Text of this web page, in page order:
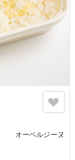
ィング
オーベルジーヌ